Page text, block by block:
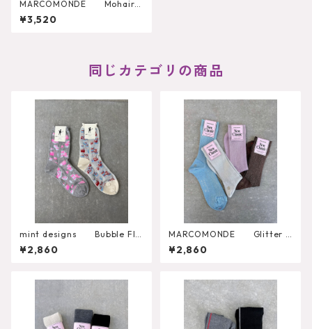
MARCOMONDE Mohair S
ocks
¥3,520
同じカテゴリの商品
mint designs Bubble Flo
wer Socks （492SO4LW
04）
¥2,860
MARCOMONDE Glitter R
ibbed Socks
¥2,860